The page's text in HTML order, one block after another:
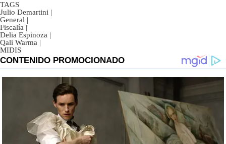
TAGS
Julio Demartini |
General |
Fiscalía |
Delia Espinoza |
Qali Warma |
MIDIS